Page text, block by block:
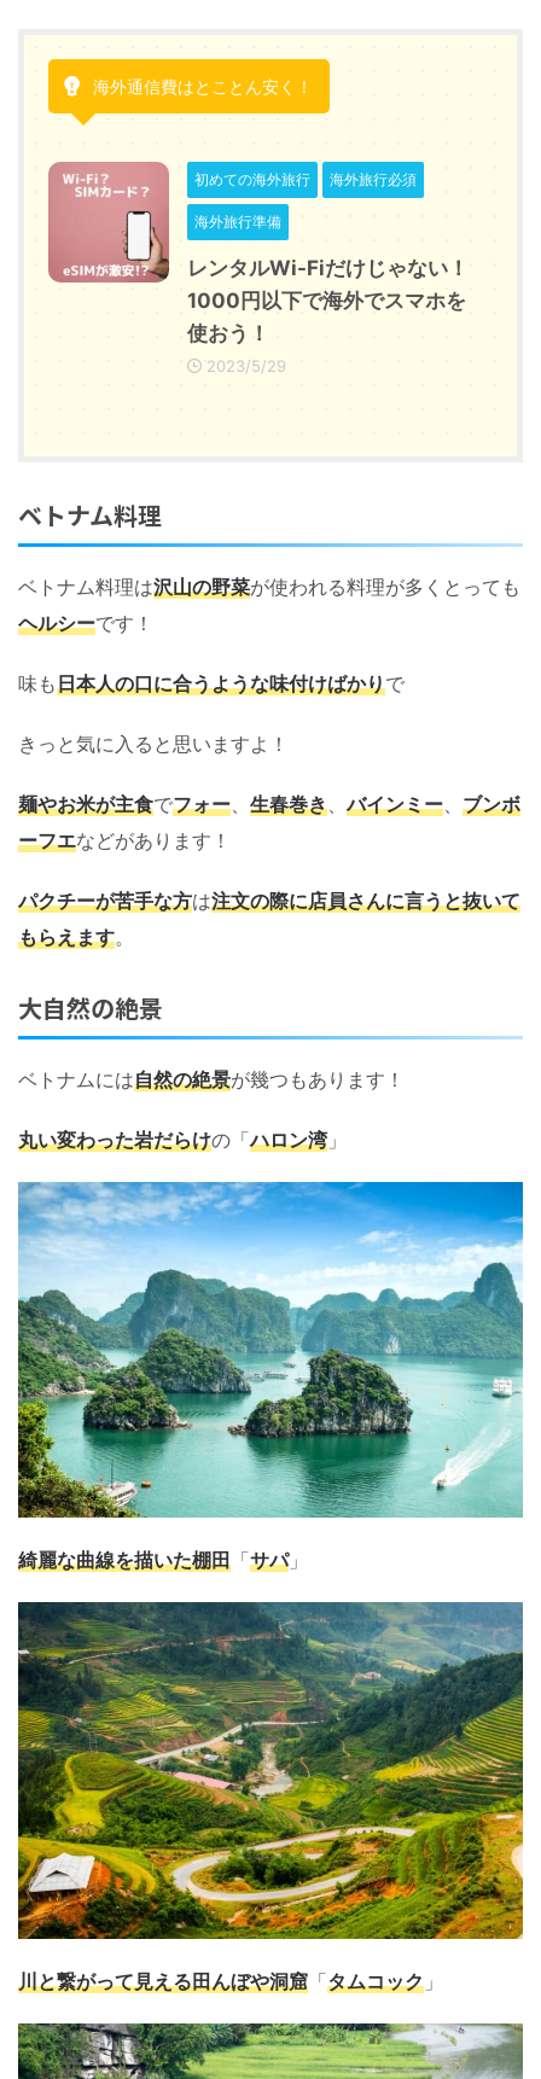
海外通信費はとことん安く！
初めての海外旅行 海外旅行必須
海外旅行準備
レンタルWi-Fiだけじゃない！
1000円以下で海外でスマホを
使おう！
2023/5/29
ベトナム料理
ベトナム料理は沢山の野菜が使われる料理が多くとっても
ヘルシーです！
味も日本人の口に合うような味付けばかりで
きっと気に入ると思いますよ！
麺やお米が主食でフォー 生春巻き 、バインミー
ブンボ
ーフエなどがあります！
パクチーが苦手な方は注文の際に店員さんに言うと抜いて
もらえます。
大自然の絶景
ベトナムには自然の絶景が幾つもあります！
丸い変わった岩だらけの「ハロン湾」
綺麗な曲線を描いた棚田 「サパ」
川と繋がって見える田んぼや洞窟 「タムコック 」